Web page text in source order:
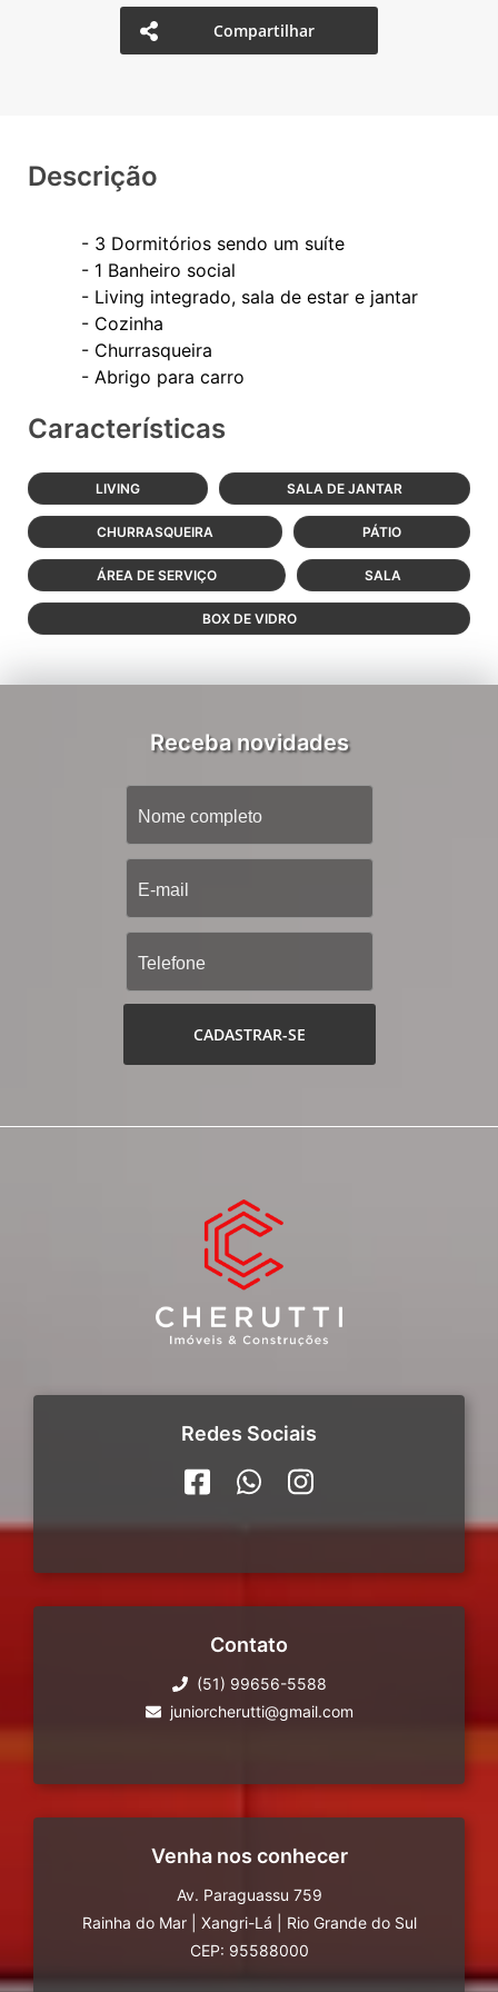
Compartilhar
Descrição
- 3 Dormitórios sendo um suíte
- 1 Banheiro social
- Living integrado, sala de estar e jantar
- Cozinha
- Churrasqueira
Características
LIVING SALA DE JANTAR
CHURRASQUEIRA PÁTIO
ÁREA DE SERVIÇO SALA
BOX DE VIDRO
Receba novidades
CADASTRAR-SE
Redes Sociais
Contato
(51) 99656-5588
juniorcherutti@gmail.com
Venha nos conhecer
Av. Paraguassu 759
Rainha do Mar
Xangri-Lá
Rio Grande do Sul
CEP: 95588000